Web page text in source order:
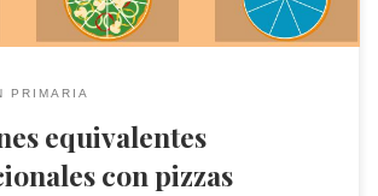
PRIMARIA
equivalentes
con pizzas